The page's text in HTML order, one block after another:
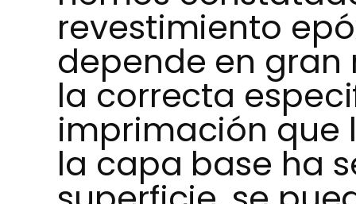
revestimiento
depende en
la correcta
imprimación que
la capa base ha